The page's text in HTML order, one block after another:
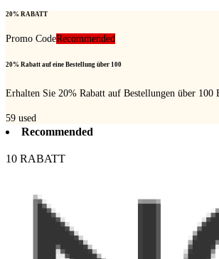
20% RABATT
Promo CodeRecommended
20% Rabatt auf eine Bestellung über 100
Erhalten Sie 20% Rabatt auf Bestellungen über 100
59 used
Recommended
10 RABATT